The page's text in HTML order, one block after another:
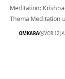
Meditation:
Thema Meditation
OMKARA VOR 12